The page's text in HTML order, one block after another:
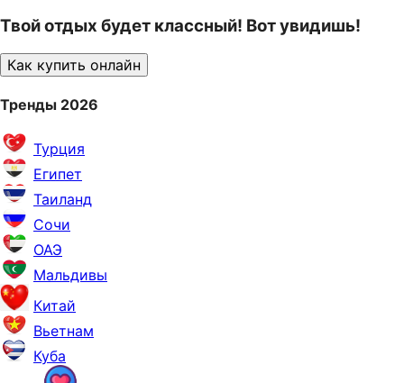
Твой отдых будет классный! Вот увидишь!
Как купить онлайн
Тренды 2026
Турция
Египет
Таиланд
Сочи
ОАЭ
Мальдивы
Китай
Вьетнам
Куба